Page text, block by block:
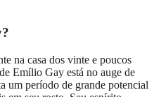
na casa dos vinte e poucos
Emílio Gay está no auge de
um período de grande potencial